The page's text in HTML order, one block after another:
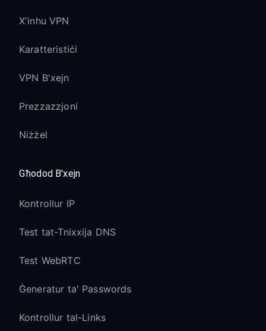
X'inhu VPN
Karatteristiċi
VPN B'xejn
Prezzazzjoni
Niżżel
Għodod B'xejn
Kontrollur IP
Test tat-Tnixxija DNS
Test WebRTC
Ġeneratur ta' Passwords
Kontrollur tal-Links